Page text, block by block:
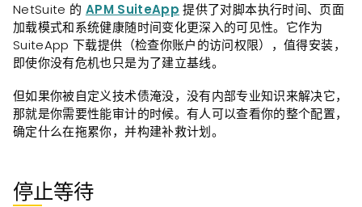
NetSuite 的 APM SuiteApp 提供了对脚本执行时间、页面
加载模式和系统健康随时间变化更深入的可见性。它作为
SuiteApp 下载提供（检查你账户的访问权限），值得安装，
即使你没有危机也只是为了建立基线。
但如果你被自定义技术债淹没，没有内部专业知识来解决它，
那就是你需要性能审计的时候。有人可以查看你的整个配置，
确定什么在拖累你，并构建补救计划。
停止等待